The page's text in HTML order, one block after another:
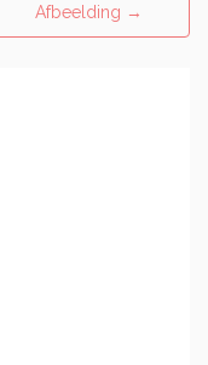
Afbeelding →